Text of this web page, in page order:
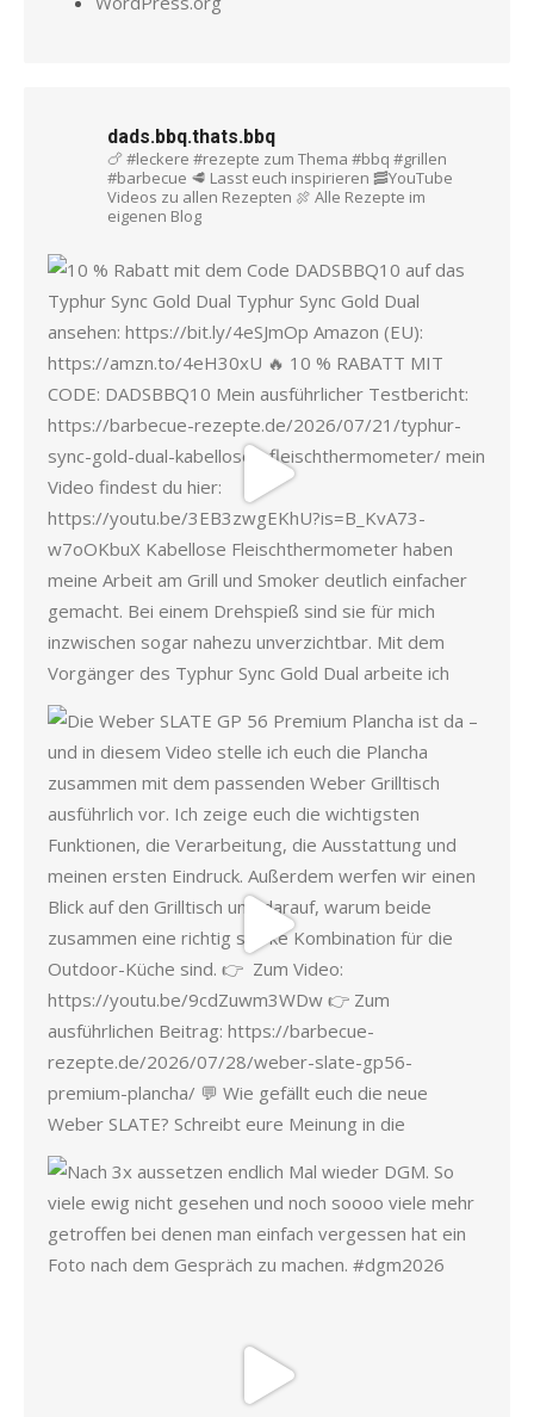
dads.bbq.thats.bbq
🍗 #leckere #rezepte zum Thema #bbq #grillen
#barbecue 🥩 Lasst euch inspirieren 🥓YouTube
Videos zu allen Rezepten 🍖 Alle Rezepte im
eigenen Blog